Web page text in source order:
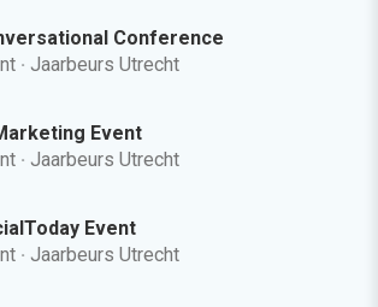
Conference
· Jaarbeurs Utrecht
Event
· Jaarbeurs Utrecht
Event
· Jaarbeurs Utrecht